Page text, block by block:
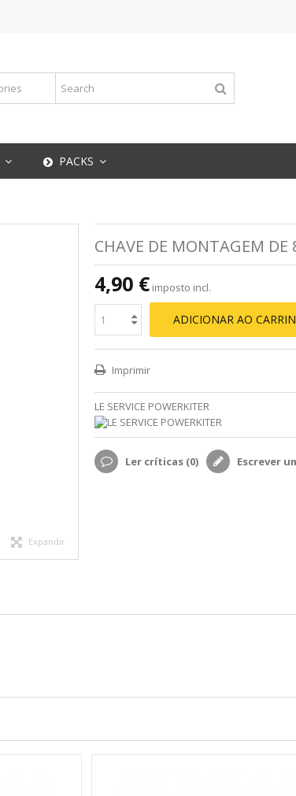
PACKS
Expandir
CHAVE DE MONTAGEM DE
4,90 € imposto incl.
ADICIONAR AO
Imprimir
LE SERVICE POWERKITER
Ler críticas (0) Escrever